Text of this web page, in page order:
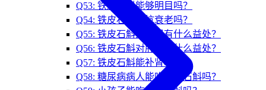
Q53: 铁皮石斛能够明目吗？
Q54: 铁皮石斛能抗衰老吗？
Q55: 铁皮石斛对肠胃有什么益处？
Q56: 铁皮石斛对肝胆有什么益处？
Q57: 铁皮石斛能补肾吗？
Q58: 糖尿病病人能吃铁皮石斛吗？